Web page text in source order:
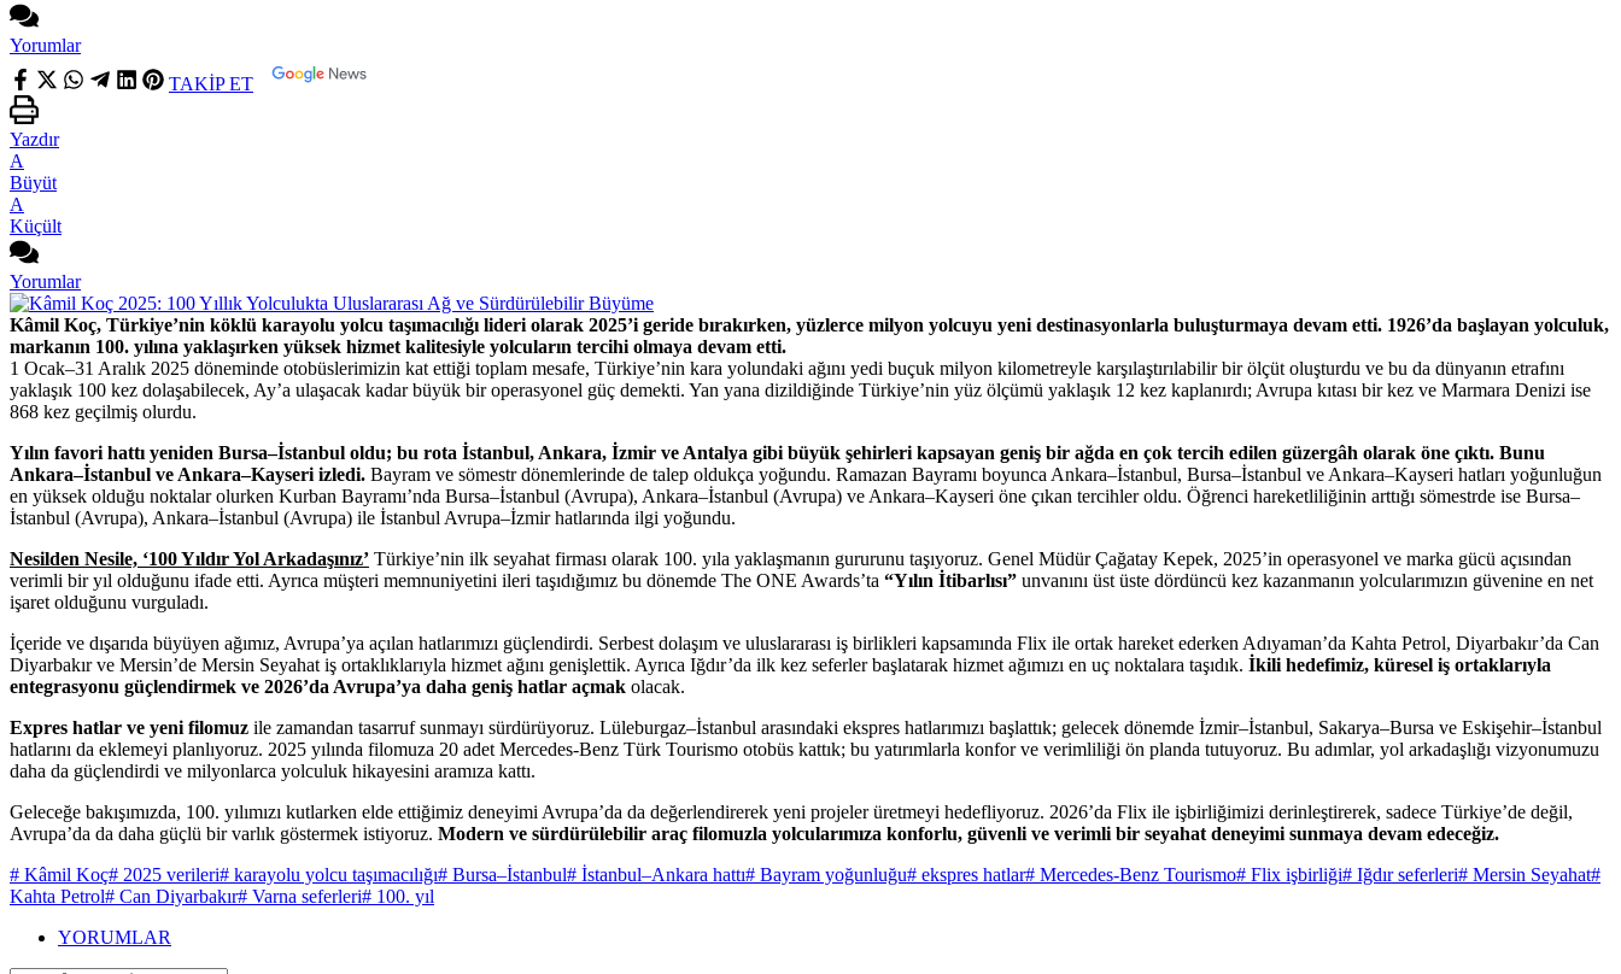
Yorumlar
TAKİP ET
Yazdır
A
Büyüt
A
Küçült
Yorumlar
Kâmil Koç, Türkiye’nin köklü karayolu yolcu taşımacılığı lideri olarak 2025’i geride bırakırken, yüzlerce milyon yolcuyu yeni destinasyonlarla buluşturmaya devam etti. 1926’da başlayan yolculuk,
markanın 100. yılına yaklaşırken yüksek hizmet kalitesiyle yolcuların tercihi olmaya devam etti.
1 Ocak–31 Aralık 2025 döneminde otobüslerimizin kat ettiği toplam mesafe, Türkiye’nin kara yolundaki ağını yedi buçuk milyon kilometreyle karşılaştırılabilir bir ölçüt oluşturdu ve bu da dünyanın etrafını
yaklaşık 100 kez dolaşabilecek, Ay’a ulaşacak kadar büyük bir operasyonel güç demekti. Yan yana dizildiğinde Türkiye’nin yüz ölçümü yaklaşık 12 kez kaplanırdı; Avrupa kıtası bir kez ve Marmara Denizi ise
868 kez geçilmiş olurdu.
Yılın favori hattı yeniden Bursa–İstanbul oldu; bu rota İstanbul, Ankara, İzmir ve Antalya gibi büyük şehirleri kapsayan geniş bir ağda en çok tercih edilen güzergâh olarak öne çıktı. Bunu
Ankara–İstanbul ve Ankara–Kayseri izledi. Bayram ve sömestr dönemlerinde de talep oldukça yoğundu. Ramazan Bayramı boyunca Ankara–İstanbul, Bursa–İstanbul ve Ankara–Kayseri hatları yoğunluğun
en yüksek olduğu noktalar olurken Kurban Bayramı’nda Bursa–İstanbul (Avrupa), Ankara–İstanbul (Avrupa) ve Ankara–Kayseri öne çıkan tercihler oldu. Öğrenci hareketliliğinin arttığı sömestrde ise Bursa–
İstanbul (Avrupa), Ankara–İstanbul (Avrupa) ile İstanbul Avrupa–İzmir hatlarında ilgi yoğundu.
Nesilden Nesile, ‘100 Yıldır Yol Arkadaşınız’ Türkiye’nin ilk seyahat firması olarak 100. yıla yaklaşmanın gururunu taşıyoruz. Genel Müdür Çağatay Kepek, 2025’in operasyonel ve marka gücü açısından
verimli bir yıl olduğunu ifade etti. Ayrıca müşteri memnuniyetini ileri taşıdığımız bu dönemde The ONE Awards’ta “Yılın İtibarlısı” unvanını üst üste dördüncü kez kazanmanın yolcularımızın güvenine en net
işaret olduğunu vurguladı.
İçeride ve dışarıda büyüyen ağımız, Avrupa’ya açılan hatlarımızı güçlendirdi. Serbest dolaşım ve uluslararası iş birlikleri kapsamında Flix ile ortak hareket ederken Adıyaman’da Kahta Petrol, Diyarbakır’da Can
Diyarbakır ve Mersin’de Mersin Seyahat iş ortaklıklarıyla hizmet ağını genişlettik. Ayrıca Iğdır’da ilk kez seferler başlatarak hizmet ağımızı en uç noktalara taşıdık. İkili hedefimiz, küresel iş ortaklarıyla
entegrasyonu güçlendirmek ve 2026’da Avrupa’ya daha geniş hatlar açmak olacak.
Expres hatlar ve yeni filomuz ile zamandan tasarruf sunmayı sürdürüyoruz. Lüleburgaz–İstanbul arasındaki ekspres hatlarımızı başlattık; gelecek dönemde İzmir–İstanbul, Sakarya–Bursa ve Eskişehir–İstanbul
hatlarını da eklemeyi planlıyoruz. 2025 yılında filomuza 20 adet Mercedes-Benz Türk Tourismo otobüs kattık; bu yatırımlarla konfor ve verimliliği ön planda tutuyoruz. Bu adımlar, yol arkadaşlığı vizyonumuzu
daha da güçlendirdi ve milyonlarca yolculuk hikayesini aramıza kattı.
Geleceğe bakışımızda, 100. yılımızı kutlarken elde ettiğimiz deneyimi Avrupa’da da değerlendirerek yeni projeler üretmeyi hedefliyoruz. 2026’da Flix ile işbirliğimizi derinleştirerek, sadece Türkiye’de değil,
Avrupa’da da daha güçlü bir varlık göstermek istiyoruz. Modern ve sürdürülebilir araç filomuzla yolcularımıza konforlu, güvenli ve verimli bir seyahat deneyimi sunmaya devam edeceğiz.
# Kâmil Koç# 2025 verileri# karayolu yolcu taşımacılığı# Bursa–İstanbul# İstanbul–Ankara hattı# Bayram yoğunluğu# ekspres hatlar# Mercedes-Benz Tourismo# Flix işbirliği# Iğdır seferleri# Mersin Seyahat#
Kahta Petrol# Can Diyarbakır# Varna seferleri# 100. yıl
YORUMLAR